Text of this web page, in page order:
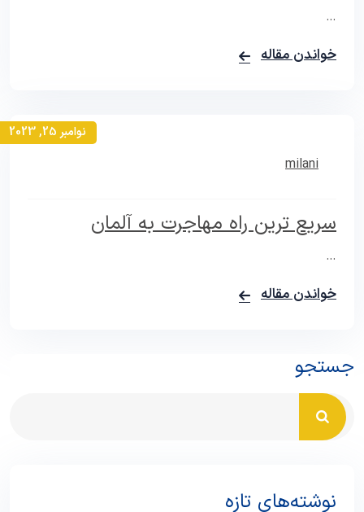
خواندن مقاله
نوامبر 25, 2023
milani
سریع ترین راه مهاجرت به آلمان
خواندن مقاله
نوشته‌های تازه